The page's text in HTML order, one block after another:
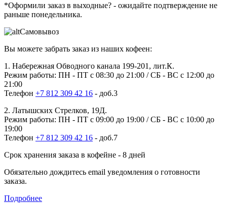
*Оформили заказ в выходные? - ожидайте подтверждение не
раньше понедельника.
Самовывоз
Вы можете забрать заказ из наших кофеен:
1. Набережная Обводного канала 199-201, лит.К.
Режим работы: ПН - ПТ с 08:30 до 21:00 / СБ - ВС с 12:00 до
21:00
Телефон +7 812 309 42 16 - доб.3
2. Латышских Стрелков, 19Д.
Режим работы: ПН - ПТ с 09:00 до 19:00 / СБ - ВС с 10:00 до
19:00
Телефон +7 812 309 42 16 - доб.7
Срок хранения заказа в кофейне - 8 дней
Обязательно дождитесь email уведомления о готовности
заказа.
Подробнее